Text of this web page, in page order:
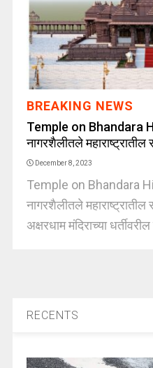
BREAKING NEWS
Temple on Bhandara
नागरशैलीतले महाराष्ट्रातील
December 8, 2023
Temple on Bhandara
नागरशैलीतले महाराष्ट्रातील
अक्षरधाम मंदिराच्या
RECENTS